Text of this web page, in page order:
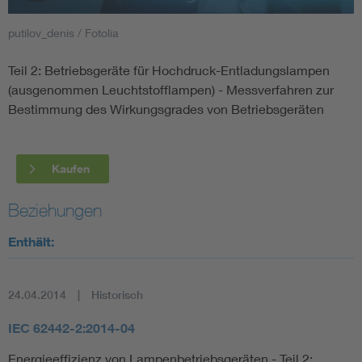
Smart Cities
DKE Fachinformationen im Kontext der Normung
Blitzschutz: DIN EN 62305 in der Übersicht
Circular Economy für mehr Ressourceneffizienz
Cybersecurity in der Industrieautomatisierung
Elektrofachkraft (EFK)
putilov_denis / Fotolia
Teil 2: Betriebsgeräte für Hochdruck-Entladungslampen
(ausgenommen Leuchtstofflampen) - Messverfahren zur
Bestimmung des Wirkungsgrades von Betriebsgeräten
Kaufen
Beziehungen
Enthält:
24.04.2014 Historisch
IEC 62442-2:2014-04
Energieeffizienz von Lampenbetriebsgeräten - Teil 2: